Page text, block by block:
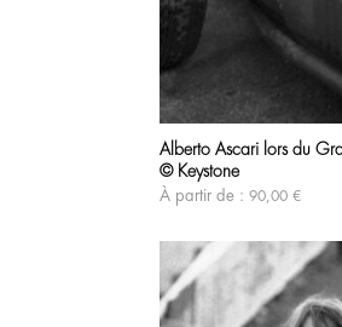
Alberto Ascari lors du
© Keystone
À partir de : 90,00 €